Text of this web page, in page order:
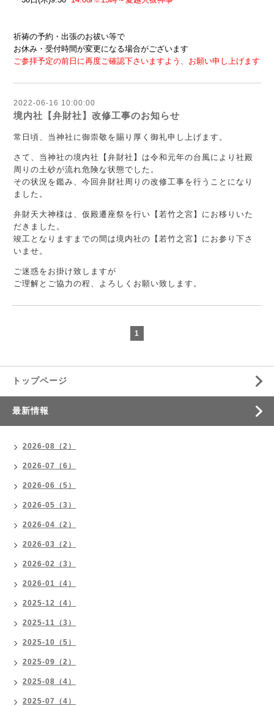
祈祷の予約・出張のお祓い等で
お休み・受付時間が変更になる場合がございます
ご参拝予定の前日に再度ご確認下さいますよう、お願い申し上げます
2022-06-16 10:00:00
境内社【弁財社】改修工事のお知らせ
常日頃、当神社に御崇敬を賜り厚く御礼申し上げます。
さて、当神社の境内社【弁財社】は令和元年の台風により社殿
周りの土砂が流れ危険な状態でした。
その状況を鑑み、今回弁財社周りの改修工事を行うことになり
ました。
弁財天大神様は、仮殿遷座祭を行い【若竹之宮】にお移りいた
だきました。
竣工となりますまでの間は境内社の【若竹之宮】にお参り下さ
いませ。
ご迷惑をお掛け致しますが
ご理解とご協力の程、よろしくお願い致します。
1
トップページ
最新情報
2026-08（2）
2026-07（6）
2026-06（5）
2026-05（3）
2026-04（2）
2026-03（2）
2026-02（3）
2026-01（4）
2025-12（4）
2025-11（3）
2025-10（5）
2025-09（2）
2025-08（4）
2025-07（4）